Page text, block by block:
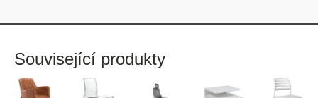
Související produkty